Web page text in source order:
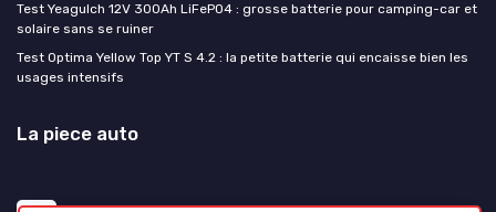
Test Yeagulch 12V 300Ah LiFePO4 : grosse batterie pour camping-car et
solaire sans se ruiner
Test Optima Yellow Top YT S 4.2 : la petite batterie qui encaisse bien les
usages intensifs
La piece auto